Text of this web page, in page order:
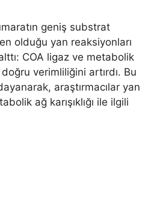
geniş substrat
olduğu yan reaksiyonları
COA ligaz ve metabolik
verimliliğini artırdı. Bu
araştırmacılar yan
ağ karışıklığı ile ilgili